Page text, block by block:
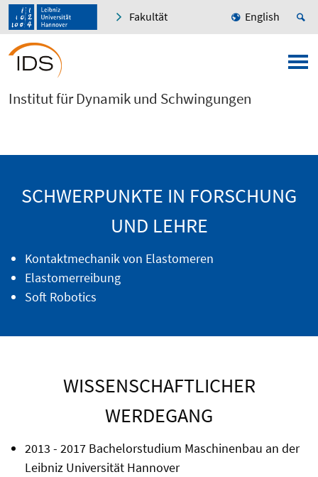
Fakultät English
Institut für Dynamik und Schwingungen
SCHWERPUNKTE IN FORSCHUNG
UND LEHRE
Kontaktmechanik von Elastomeren
Elastomerreibung
Soft Robotics
WISSENSCHAFTLICHER
WERDEGANG
2013 - 2017 Bachelorstudium Maschinenbau an der
Leibniz Universität Hannover